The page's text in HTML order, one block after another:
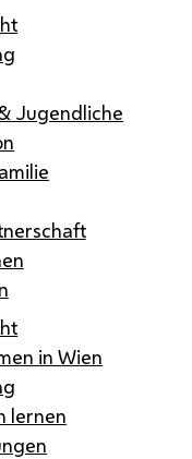
Jugendliche
in Wien
lernen